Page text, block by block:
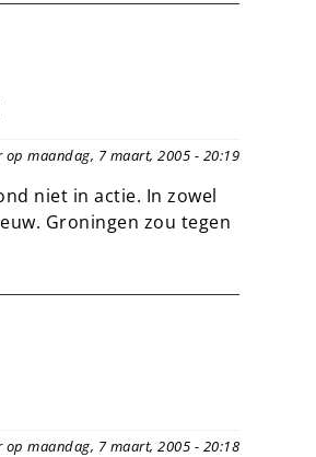
op maandag, 7 maart, 2005 - 20:19
niet in actie. In zowel
Groningen zou tegen
op maandag, 7 maart, 2005 - 20:18